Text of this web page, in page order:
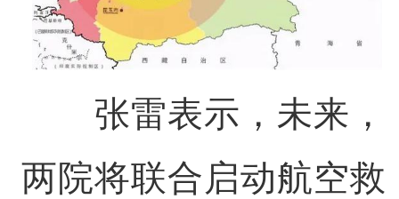
张雷表示，未来，
两院将联合启动航空救